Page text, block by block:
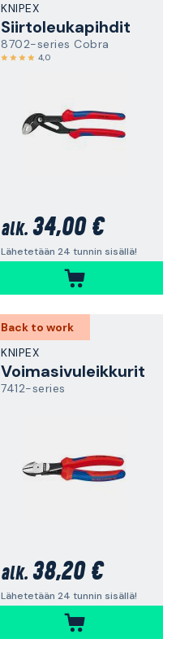
KNIPEX
Siirtoleukapihdit
8702-series Cobra
4,0
alk. 34,00 €
Lähetetään 24 tunnin sisällä!
Back to work
KNIPEX
Voimasivuleikkurit
7412-series
alk. 38,20 €
Lähetetään 24 tunnin sisällä!